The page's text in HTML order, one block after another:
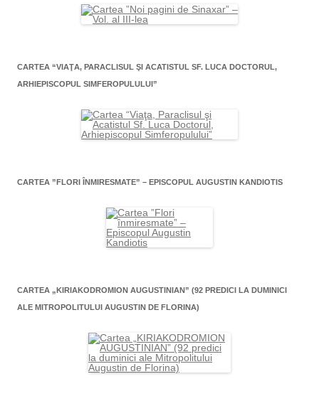
CARTEA “VIAŢA, PARACLISUL ŞI ACATISTUL SF. LUCA DOCTORUL,
ARHIEPISCOPUL SIMFEROPULULUI”
CARTEA ”FLORI ÎNMIRESMATE” – EPISCOPUL AUGUSTIN KANDIOTIS
CARTEA „KIRIAKODROMION AUGUSTINIAN” (92 PREDICI LA DUMINICI
ALE MITROPOLITULUI AUGUSTIN DE FLORINA)